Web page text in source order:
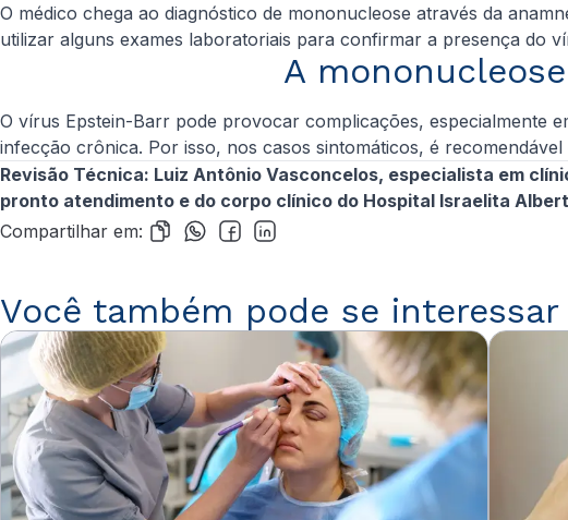
O médico chega ao diagnóstico de mononucleose através da
utilizar alguns exames laboratoriais para confirmar a presença do
A
O vírus Epstein-Barr pode provocar complicações, especialmente
infecção crônica. Por isso, nos casos sintomáticos, é
Revisão Técnica: Luiz Antônio Vasconcelos, especialista em
pronto atendimento e do corpo clínico do Hospital Israelita
Compartilhar em:
Você também pode se